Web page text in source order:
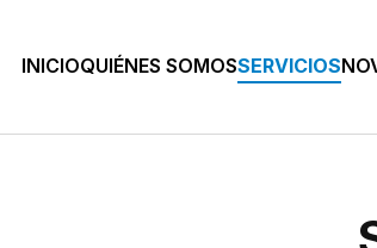
INICIOQUIÉNES SOMOSSERVICIOS